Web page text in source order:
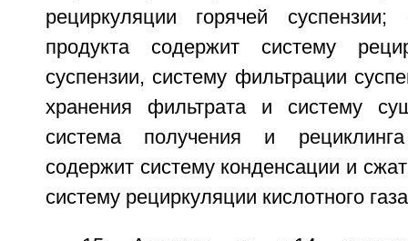
рециркуляции горячей суспензии;
продукта содержит систему
суспензии, систему фильтрации
хранения фильтрата и систему
система получения и
содержит систему конденсации и
систему рециркуляции кислотного